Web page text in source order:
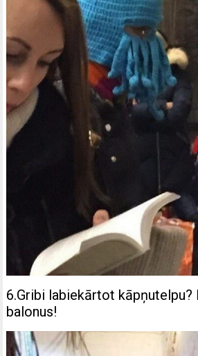
6.Gribi labiekārtot kāpņutelpu?
balonus!